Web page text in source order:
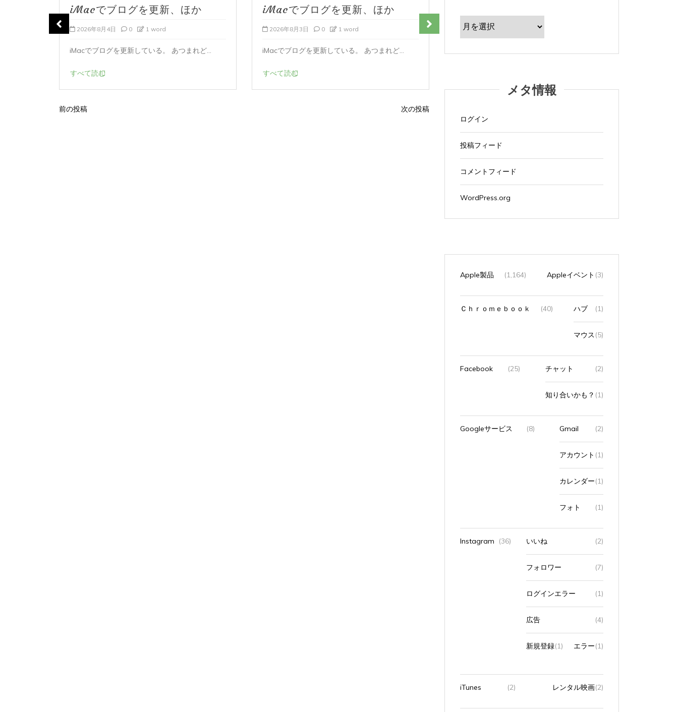
iMacでブログを更新、ほか
2026年8月4日 0 1 word
iMacでブログを更新している。 あつまれど...
すべて読む
iMacでブログを更新、ほか
2026年8月3日 0 1 word
iMacでブログを更新している。 あつまれど...
すべて読む
2026年8月2日 1 word
投
前の投稿 次の投稿
ー
カ
イ
メタ情報
ログイン
投稿フィード
コメントフィード
WordPress.org
Apple製品 (1,164) Appleイベント (3)
Ｃｈｒｏｍｅｂｏｏｋ (40) ハブ (1)
マウス (5)
Facebook (25) チャット (2)
知り合いかも？ (1)
Googleサービス (8) Gmail (2)
アカウント (1)
カレンダー(1)
フォト (1)
Instagram (36) いいね (2)
フォロワー (7)
ログインエラー (1)
広告 (4)
新規登録(1) エラー(1)
iTunes (2) レンタル映画(2)